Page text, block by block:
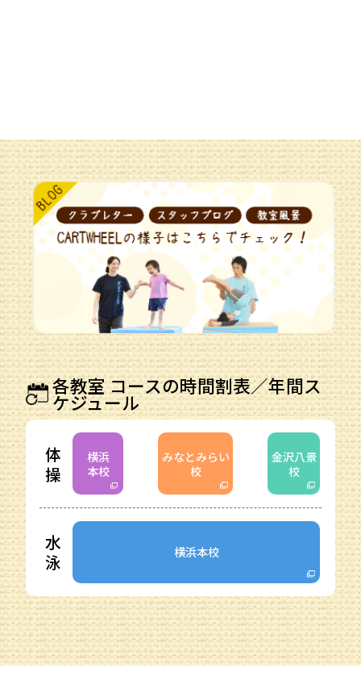
各教室 コースの時間割表／年間ス
ケジュール
体
操
横浜
本校
みなとみらい
校
金沢八景
校
水
泳
横浜本校